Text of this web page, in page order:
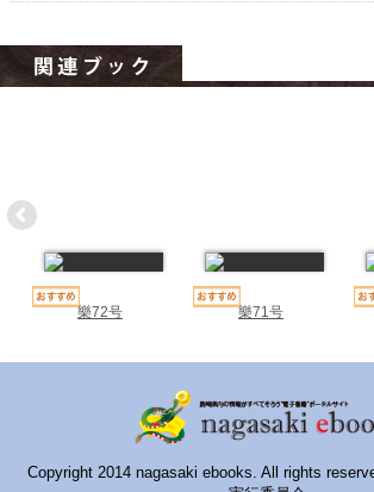
樂72号 樂71号
Copyright 2014 nagasaki ebooks. All rights
いきebooks
みなみしまばらebooks
はさみebooks
さいかいイーブックス